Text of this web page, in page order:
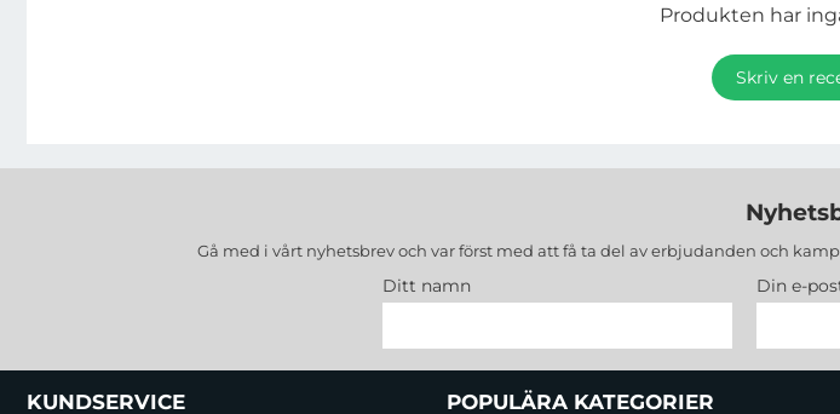
Produkten har
Skriv en
Gå med i vårt nyhetsbrev och var först med att få ta del av erbjudanden och
Ditt namn Din e-
Sidfot Blandad info och länkar
KUNDSERVICE POPULÄRA KATEGORIER